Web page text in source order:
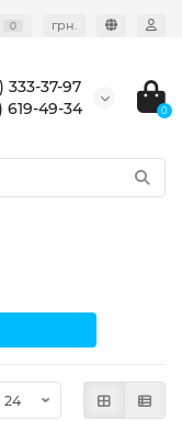
0 грн.
333-37-97
619-49-34
0